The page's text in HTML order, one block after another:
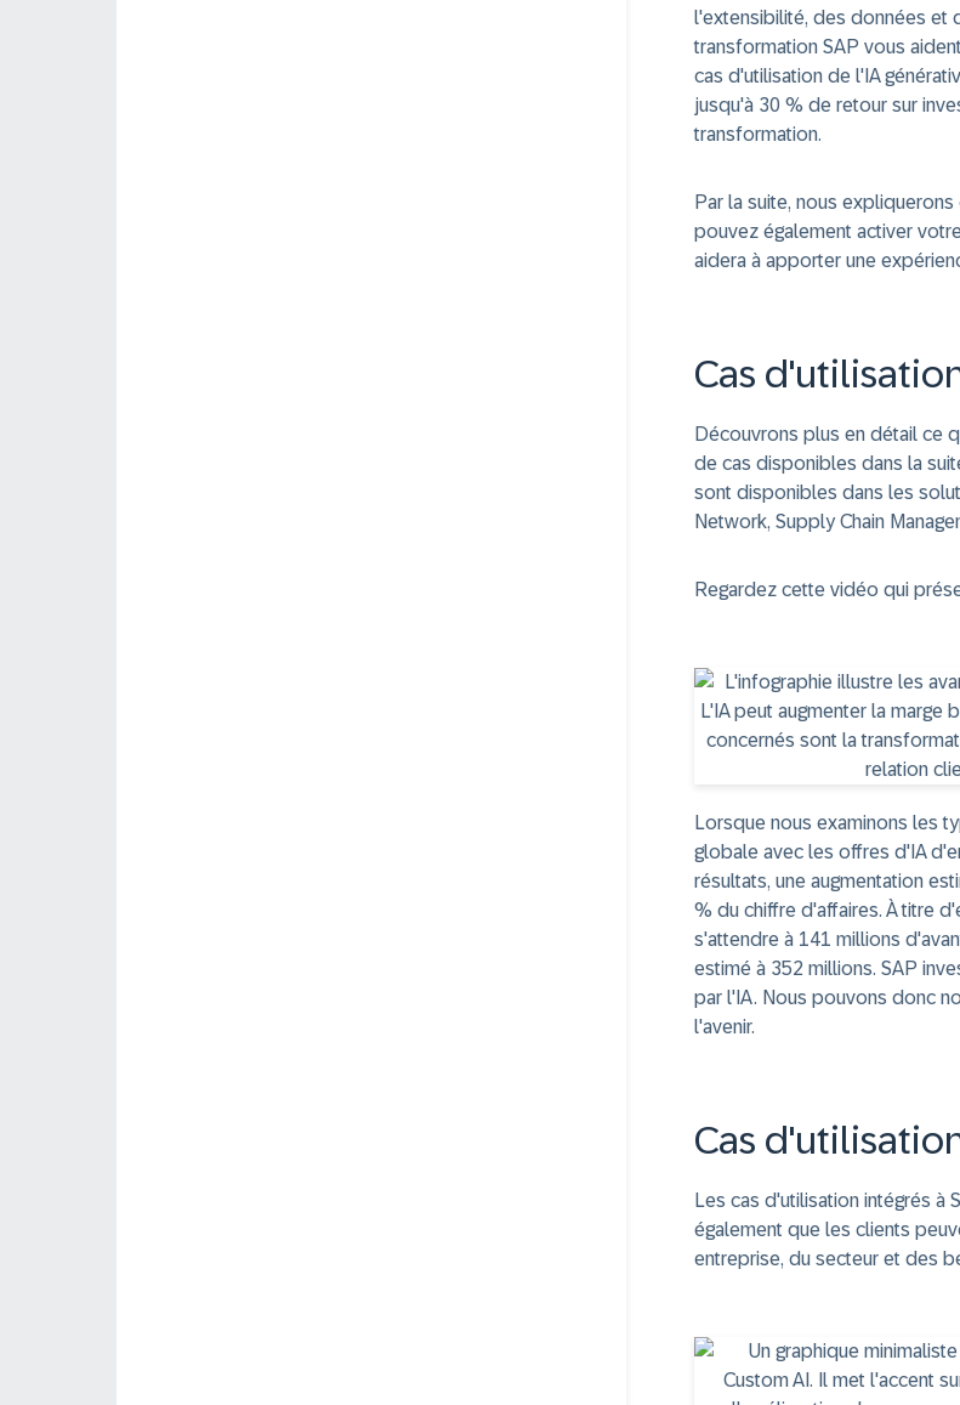
l'extensibilité, des données et
transformation SAP vous
cas d'utilisation de l'IA
jusqu'à 30 % de retour sur
transformation.
Par la suite, nous
pouvez également activer
aidera à apporter une
Cas
Découvrons plus en détail ce
de cas disponibles dans la
sont disponibles dans les
Network, Supply Chain
Regardez cette vidéo qui
Lorsque nous examinons les
globale avec les offres d'IA
résultats, une augmentation
% du chiffre d'affaires. À titre
s'attendre à 141 millions
estimé à 352 millions. SAP
par l'IA. Nous pouvons donc
l'avenir.
Cas
Les cas d'utilisation intégrés à
également que les clients
entreprise, du secteur et des